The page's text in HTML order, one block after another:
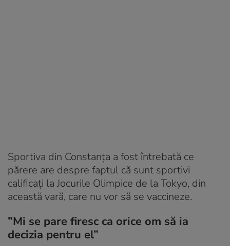
Sportiva din Constanța a fost întrebată ce
părere are despre faptul că sunt sportivi
calificați la Jocurile Olimpice de la Tokyo, din
această vară, care nu vor să se vaccineze.
”Mi se pare firesc ca orice om să ia
decizia pentru el”